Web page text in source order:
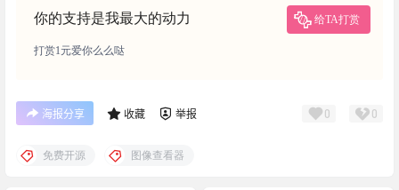
你的支持是我最大的动力 给TA打赏
打赏1元爱你么么哒
海报分享 收藏 举报 0 0
免费开源 图像查看器